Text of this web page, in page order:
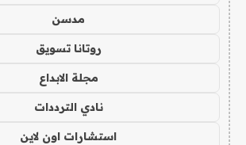
مدسن
روتانا تسويق
مجلة الابداع
نادي الترددات
استشارات اون لاين